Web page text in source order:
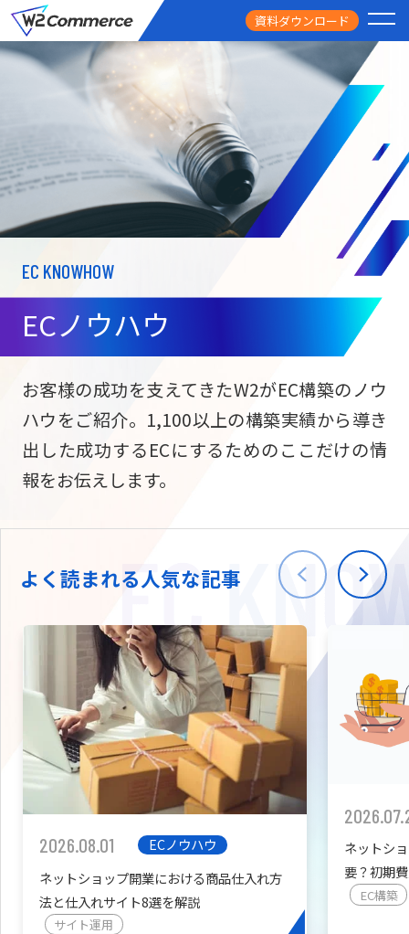
資料ダウンロード
サービス
ECサイト構築
サブスク/定期通販
ECサイト構築
海外進出・現地
W2
拡張プラグイン一覧
カスタマイズ開発
PRICE
料金
FEATURE
導入事例
USEFUL
お役立ち情報
NEWS
ニュース
会社情報
TW
EC KNOWHOW
ECノウハウ
お客様の成功を支えてきたW2がEC構築のノウ
ハウをご紹介。1,100以上の構築実績から導き
出した成功するECにするためのここだけの情
報をお伝えします。
よく読まれる人気な記事
2026.08.01
ECノウハウ
ネットショップ開業における商品仕入れ方
法と仕入れサイト8選を解説
サイト運用
ネットシ
要？初期
を紹介
EC構築